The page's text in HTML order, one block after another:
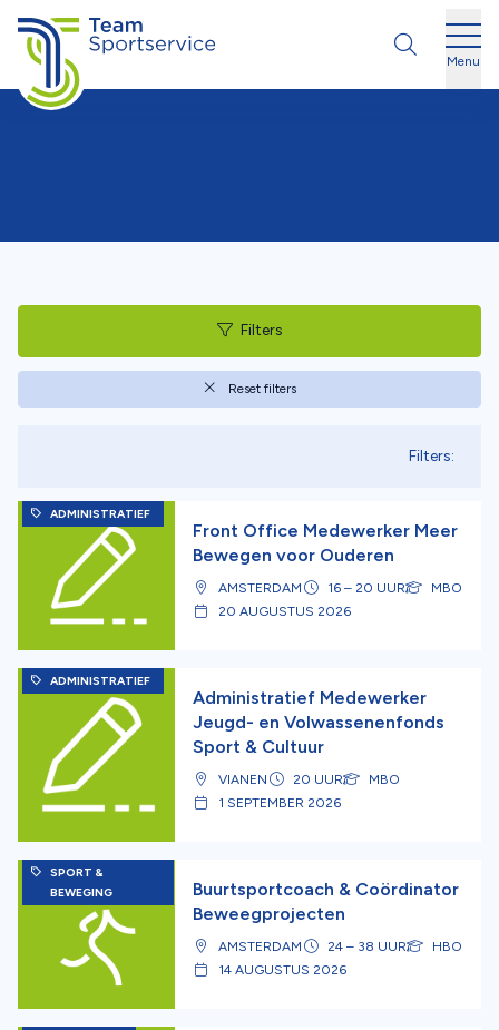
Ga naar de inhoud
Menu
Filters
Reset filters
Filters:
Front Office Medewerker Meer
Bewegen voor Ouderen
AMSTERDAM 16 – 20 UUR
MBO
20 AUGUSTUS 2026
ADMINISTRATIEF
Administratief Medewerker
Jeugd- en Volwassenenfonds
Sport & Cultuur
VIANEN 20 UUR
MBO
1 SEPTEMBER 2026
ADMINISTRATIEF
Buurtsportcoach & Coördinator
Beweegprojecten
AMSTERDAM 24 – 38 UUR
HBO
14 AUGUSTUS 2026
SPORT &
BEWEGING